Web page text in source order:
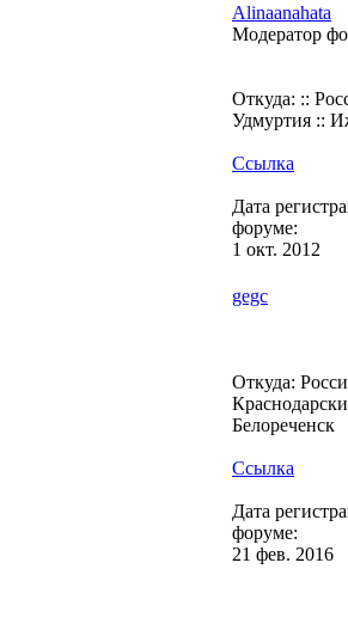
Alinaanahata
Модератор
Откуда: ::
Удмуртия ::
Ссылка
Дата
форуме:
1 окт. 2012
gegc
Откуда:
Белореченск
Ссылка
Дата
форуме:
21 фев. 2016